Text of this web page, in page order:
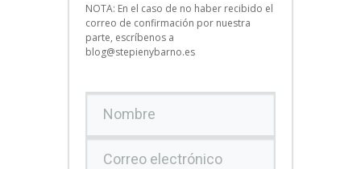
NOTA: En el caso de no haber recibido el
correo de confirmación por nuestra
parte, escríbenos a
blog@stepienybarno.es